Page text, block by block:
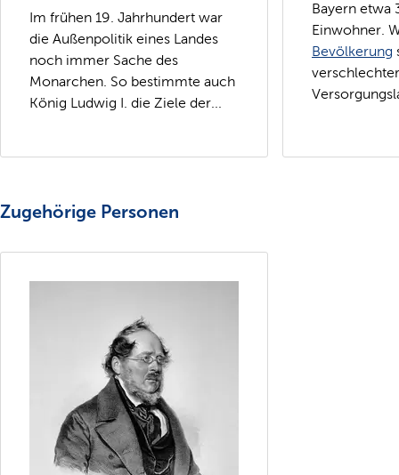
Im frühen 19. Jahrhundert war
die Außenpolitik eines Landes
noch immer Sache des
Monarchen. So bestimmte auch
König Ludwig I. die Ziele der...
Bayern etwa
Einwohner.
Bevölkerung
Zugehörige Personen